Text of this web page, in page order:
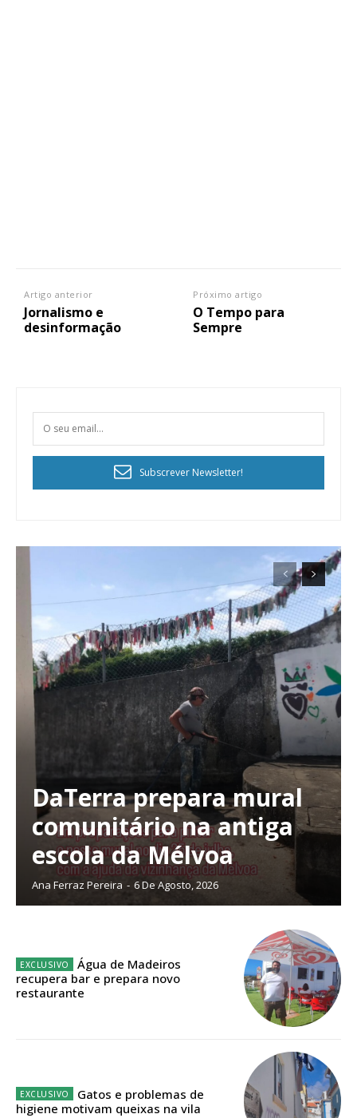
Planos de Assinatura
Faça-se assinante do Região de Cister e ajude-nos a manter este serviço
Sendo assinante terá acesso a todos os conteúdos exclusivos e versões
Escolha o plano de assinatura desejado:
32€
Artigo anterior
Jornalismo e
desinformação
Próximo artigo
O Tempo para
Sempre
Subscrever Newsletter!
DaTerra prepara mural
comunitário na antiga
escola da Mélvoa
Ana Ferraz Pereira - 6 De Agosto, 2026
Água de Madeiros
recupera bar e prepara novo
restaurante
Gatos e problemas de
higiene motivam queixas na vila